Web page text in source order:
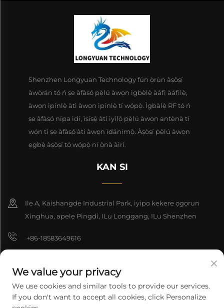
Shenzhen Longyuan Technology fún ọ̀rùn àṣòṣí
àwòrán tó ń ṣe àfàsó pẹ̀lú àwọn igbèlẹ̀ àáfì àáfìlẹ̀,
àwọn ìpínlẹ̀ àtì àwọn ìpínlẹ̀ tí wọ́pọ̀. Ìgbàlẹ̀ RF tó ń
ṣe àfàsó nípa ìdí, ìṣíṣẹ̀ àti ìyílọ̀ pẹ̀lú àwọn antẹ̀nà tí
wọ́n ti ṣe àfàsó àti àwọn ìdánimọ̀. Àṣòṣí pẹ̀lú àwọn
ẹgbẹ̀ àṣòṣí tó wọ́pọ̀ ní ọ̀nà àìrí.
KAN SI
Ile A, Kaishangde Industrial Park, iyipo kekere ọgọrun
Xinghua, apelẹ Pingdi, ILu Longgang, ILu Shenzhen
+86-18583649616
8618165761396
We value your privacy
We use cookies and similar tools to provide our services.
If you don't want to accept all cookies, click Personalize